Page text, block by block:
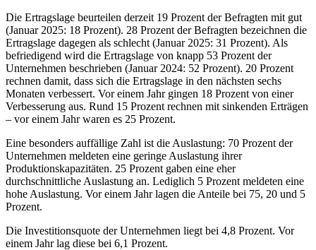
Die Ertragslage beurteilen derzeit 19 Prozent der Befragten mit gut
(Januar 2025: 18 Prozent). 28 Prozent der Befragten bezeichnen die
Ertragslage dagegen als schlecht (Januar 2025: 31 Prozent). Als
befriedigend wird die Ertragslage von knapp 53 Prozent der
Unternehmen beschrieben (Januar 2024: 52 Prozent). 20 Prozent
rechnen damit, dass sich die Ertragslage in den nächsten sechs
Monaten verbessert. Vor einem Jahr gingen 18 Prozent von einer
Verbesserung aus. Rund 15 Prozent rechnen mit sinkenden Erträgen
– vor einem Jahr waren es 25 Prozent.
Eine besonders auffällige Zahl ist die Auslastung: 70 Prozent der
Unternehmen meldeten eine geringe Auslastung ihrer
Produktionskapazitäten. 25 Prozent gaben eine eher
durchschnittliche Auslastung an. Lediglich 5 Prozent meldeten eine
hohe Auslastung. Vor einem Jahr lagen die Anteile bei 75, 20 und 5
Prozent.
Die Investitionsquote der Unternehmen liegt bei 4,8 Prozent. Vor
einem Jahr lag diese bei 6,1 Prozent.